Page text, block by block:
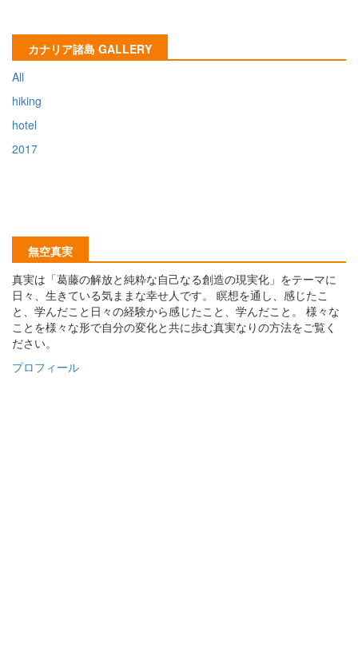
カナリア諸島 GALLERY
All
hiking
hotel
2017
無空真実
真実は「葛藤の解放と純粋な自己なる創造の現実化」をテーマに
日々、生きている気ままな幸せ人です。 瞑想を通し、感じたこ
と、学んだこと日々の経験から感じたこと、学んだこと。 様々な
ことを様々な形で自分の変化と共に歩む真実なりの方法をご覧く
ださい。
プロフィール